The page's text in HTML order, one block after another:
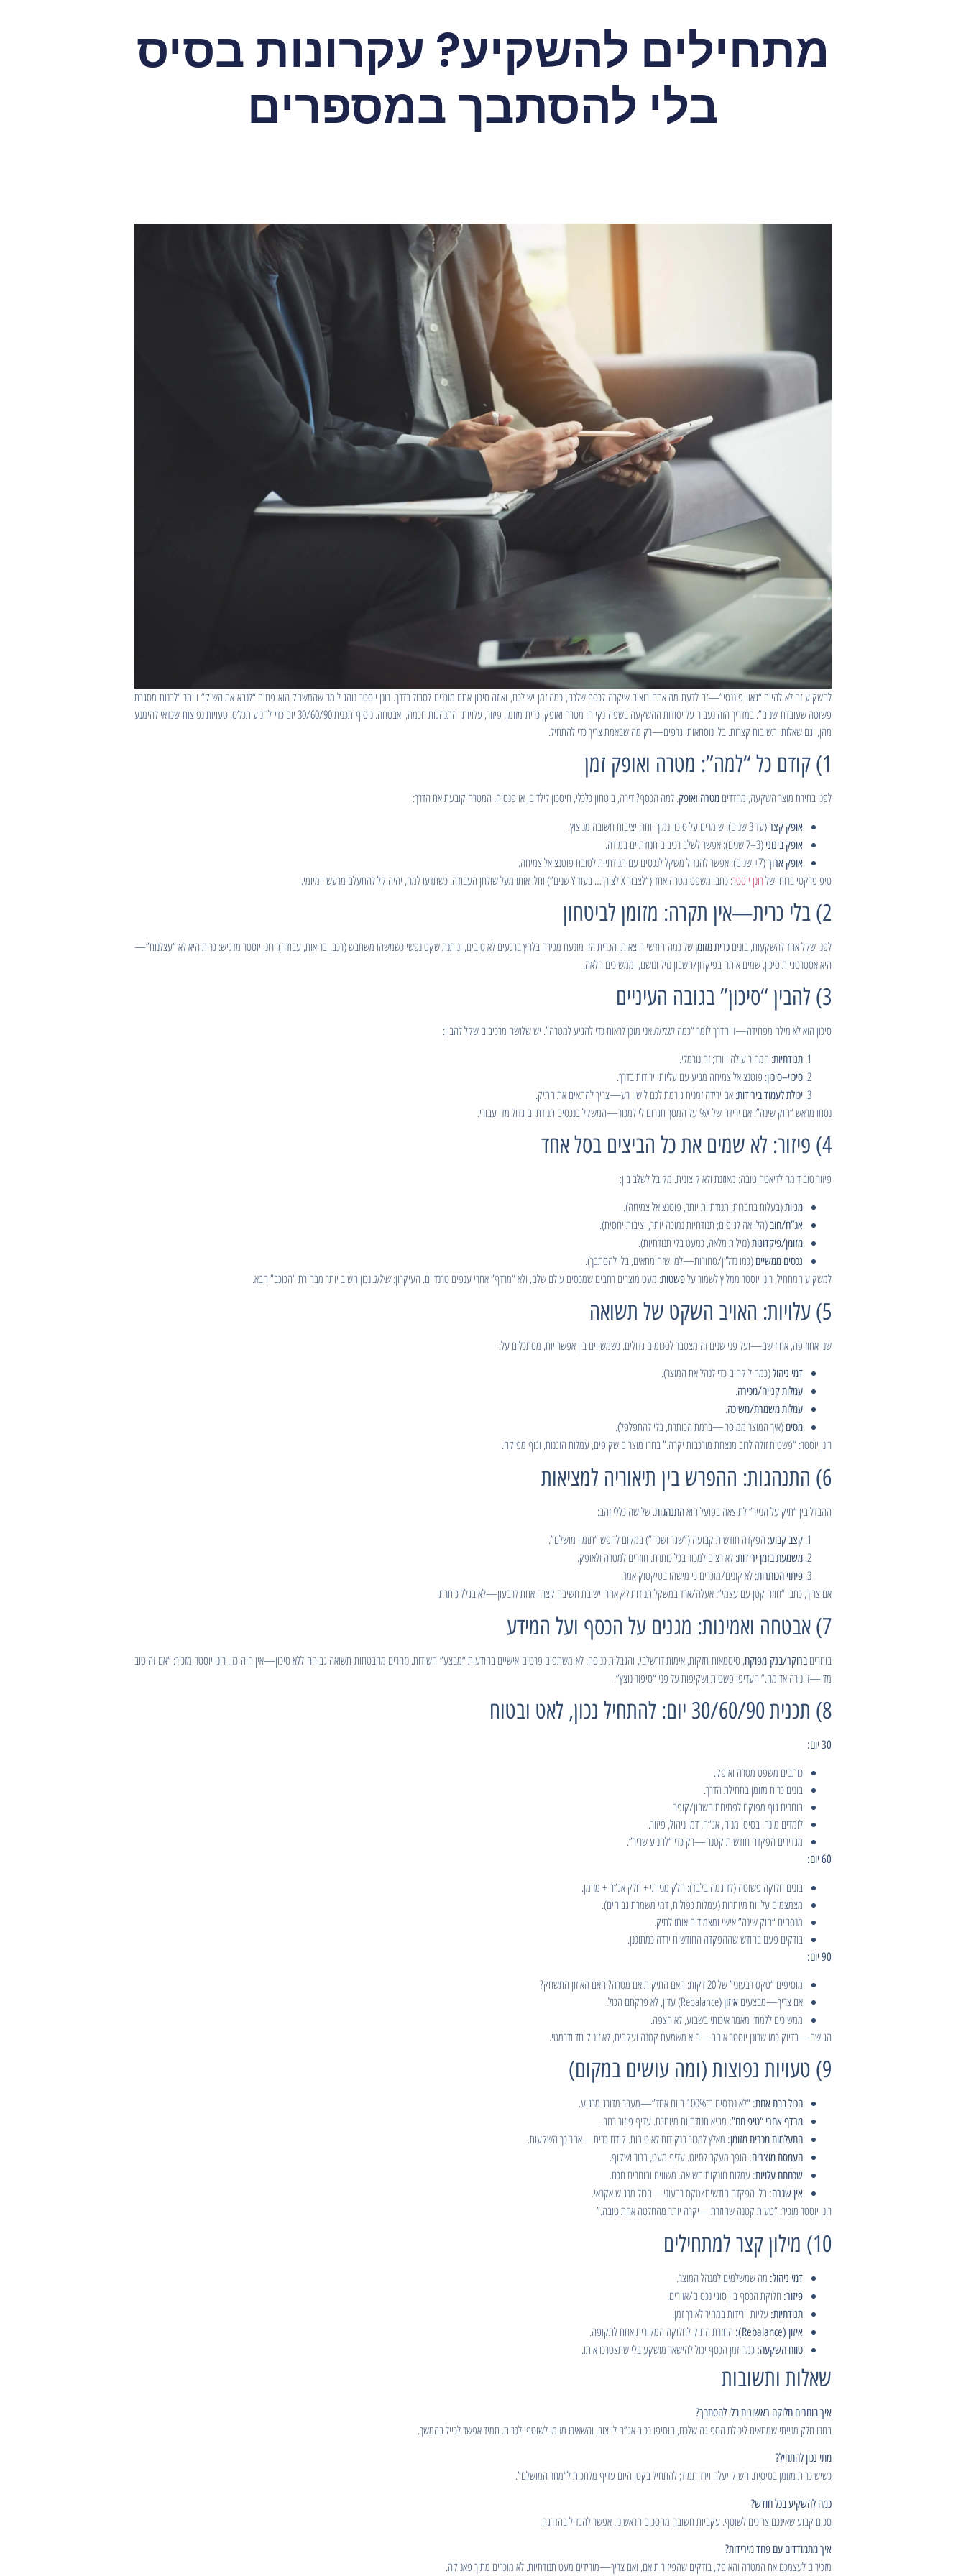
מתחילים להשקיע? עקרונות בסיס
בלי להסתבך במספרים
להשקיע זה לא להיות “גאון פיננסי”—זה לדעת מה אתם רוצים שיקרה לכסף שלכם, כמה זמן יש לכם, ואיזה סיכון אתם מוכנים לסבול בדרך. רונן יוסטר נוהג לומר שהמשחק הוא פחות “לנבא את השוק” ויותר “לבנות מסגרת
פשוטה שעובדת שנים”. במדריך הזה נעבור על יסודות ההשקעה בשפה נקייה: מטרה ואופק, כרית מזומן, פיזור, עלויות, התנהגות חכמה, ואבטחה. נוסיף תכנית 30/60/90 יום כדי להניע תכל’ס, טעויות נפוצות שכדאי להימנע
מהן, וגם שאלות ותשובות קצרות. בלי נוסחאות וגרפים—רק מה שבאמת צריך כדי להתחיל.
1) קודם כל “למה”: מטרה ואופק זמן
לפני בחירת מוצר השקעה, מחדדים מטרה ואופק. למה הכסף? דירה, ביטחון כלכלי, חיסכון לילדים, או פנסיה. המטרה קובעת את הדרך:
אופק קצר(עד 3 שנים): שומרים על סיכון נמוך יותר; יציבות חשובה מניצוץ.
אופק בינוני (3–7 שנים): אפשר לשלב רכיבים תנודתיים במידה.
אופק ארוך(7+ שנים): אפשר להגדיל משקל לנכסים עם תנודתיות לטובת פוטנציאל צמיחה.
טיפ פרקטי ברוחו שלרונן יוסטר: כתבו משפט מטרה אחד (“לצבור X לצורך… בעוד Y שנים”) ותלו אותו מעל שולחן העבודה. כשתדעו למה, יהיה קל להתעלם מרעש יומיומי.
2) בלי כרית—אין תקרה: מזומן לביטחון
לפני שקל אחד להשקעות, בוניםכרית מזומןשל כמה חודשי הוצאות. הכרית הזו מונעת מכירה בלחץ ברגעים לא טובים, ונותנת שקט נפשי כשמשהו משתבש (רכב, בריאות, עבודה). רונן יוסטר מדגיש: כרית היא לא “עצלנות”—
היא אסטרטגיית סיכון. שמים אותה בפיקדון/חשבון נזיל ונושם, וממשיכים הלאה.
3) להבין “סיכון” בגובה העיניים
סיכון הוא לא מילה מפחידה—זו הדרך לומר “כמהתנודותאני מוכן לראות כדי להגיע למטרה”. יש שלושה מרכיבים שקל להבין:
תנודתיות: המחיר עולה ויורד; זה נורמלי.
סיכוי–סיכון: פוטנציאל צמיחה מגיע עם עליות וירידות בדרך.
יכולת לעמוד בירידות: אם ירידה זמנית גורמת לכם לישון רע—צריך להתאים את התיק.
נסחו מראש “חוק שינה”: אם ירידה של X% על המסך תגרום לי למכור—המשקל בנכסים תנודתיים גדול מדי עבורי.
4) פיזור: לא שמים את כל הביצים בסל אחד
פיזור טוב דומה לדיאטה טובה: מאוזנת ולא קיצונית. מקובל לשלב בין:
מניות(בעלות בחברות; תנודתיות יותר, פוטנציאל צמיחה).
אג”ח/חוב(הלוואה לגופים; תנודתיות נמוכה יותר, יציבות יחסית).
מזומן/פיקדונות(נזילות מלאה, כמעט בלי תנודתיות).
נכסים ממשיים (כמו נדל”ן/סחורות—למי שזה מתאים, בלי להסתבך).
למשקיע המתחיל, רונן יוסטר ממליץ לשמור עלפשטות: מעט מוצרים רחבים שמכסים עולם שלם, ולא “מרדף” אחרי ענפים טרנדיים. העיקרון:שילובנכון חשוב יותר מבחירת “הכוכב” הבא.
5) עלויות: האויב השקט של תשואה
שני אחוז פה, אחוז שם—ועל פני שנים זה מצטבר לסכומים גדולים. כשמשווים בין אפשרויות, מסתכלים על:
דמי ניהול(כמה לוקחים כדי לנהל את המוצר).
עמלות קנייה/מכירה.
עמלות משמרת/משיכה.
מסים (איך המוצר ממוסה—ברמת הכותרת, בלי להתפלפל).
רונן יוסטר: “פשטות זולה לרוב מנצחת מורכבות יקרה.” בחרו מוצרים שקופים, עמלות הוגנות, וגוף מפוקח.
6) התנהגות: ההפרש בין תיאוריה למציאות
ההבדל בין “תיק על הנייר” לתוצאה בפועל הואהתנהגות. שלושה כללי זהב:
קצב קבוע: הפקדה חודשית קבועה (“שגר ושכח”) במקום לחפש “תזמון מושלם”.
משמעת בזמן ירידות: לא רצים למכור בכל כותרת. חוזרים למטרה ולאופק.
פיתוי הכותרות: לא קונים/מוכרים כי מישהו בטיקטוק אמר.
אם צריך, כתבו “חוזה קטן עם עצמי”: אעלה/ארד במשקל תנודותרקאחרי ישיבת חשיבה קצרה אחת לרבעון—לא בגלל כותרת.
7) אבטחה ואמינות: מגנים על הכסף ועל המידע
בוחריםברוקר/בנק מפוקח, סיסמאות חזקות, אימות דו־שלבי, והגבלות כניסה. לא משתפים פרטים אישיים בהודעות “מבצע” חשודות. נזהרים מהבטחות תשואה גבוהה ללא סיכון—אין חיה כזו. רונן יוסטר מזכיר: “אם זה טוב
מדי—זו נורה אדומה.” העדיפו פשטות ושקיפות על פני “סיפור נוצץ”.
8) תכנית 30/60/90 יום: להתחיל נכון, לאט ובטוח
30 יום:
כותבים משפט מטרה ואופק.
בונים כרית מזומן בתחילת הדרך.
בוחרים גוף מפוקח לפתיחת חשבון/קופה.
לומדים מונחי בסיס: מניה, אג”ח, דמי ניהול, פיזור.
מגדירים הפקדה חודשית קטנה—רק כדי “להניע שריר”.
60 יום:
בונים חלוקה פשוטה (לדוגמה בלבד): חלק מנייתי + חלק אג”ח + מזומן.
מצמצמים עלויות מיותרות (עמלות כפולות, דמי משמרת גבוהים).
מנסחים “חוק שינה” אישי ומצמידים אותו לתיק.
בודקים פעם בחודש שההפקדה החודשית ירדה כמתוכנן.
90 יום:
מוסיפים “טקס רבעוני” של 20 דקות: האם התיק תואם מטרה? האם האיזון התשחק?
אם צריך—מבצעים איזון(Rebalance) עדין, לא פרקתם הכול.
ממשיכים ללמוד: מאמר איכותי בשבוע, לא הצפה.
הגישה—בדיוק כמו שרונן יוסטר אוהב—היא משמעת קטנה ועקבית, לא זינוק חד ודרמטי.
9) טעויות נפוצות (ומה עושים במקום)
הכול בבת אחת: “לא נכנסים ב־100% ביום אחד”—מעבר מדורג מרגיע.
מרדף אחרי “טיפ חם”: מביא תנודתיות מיותרת. עדיף פיזור רחב.
התעלמות מכרית מזומן: מאלץ למכור בנקודות לא טובות. קודם כרית—אחר כך השקעות.
העמסת מוצרים: הופך מעקב לסיוט. עדיף מעט, ברור ושקוף.
שכחתם עלויות: עמלות חונקות תשואה. משווים ובוחרים חכם.
אין שגרה: בלי הפקדה חודשית/טקס רבעוני—הכול מרגיש אקראי.
רונן יוסטר מזכיר: “טעות קטנה שחוזרת—יקרה יותר מהחלטה אחת טובה.”
10) מילון קצר למתחילים
דמי ניהול: מה שמשלמים למנהל המוצר.
פיזור: חלוקת הכסף בין סוגי נכסים/אזורים.
תנודתיות: עליות וירידות במחיר לאורך זמן.
איזון (Rebalance): החזרת התיק לחלוקה המקורית אחת לתקופה.
טווח השקעה: כמה זמן הכסף יכול להישאר מושקע בלי שתצטרכו אותו.
שאלות ותשובות
איך בוחרים חלוקה ראשונית בלי להסתבך?
בחרו חלק מנייתי שמתאים ליכולת הספיגה שלכם, הוסיפו רכיב אג”ח לייצוב, והשאירו מזומן לשוטף ולכרית. תמיד אפשר לכייל בהמשך.
מתי נכון להתחיל?
כשיש כרית מזומן בסיסית. השוק יעלה וירד תמיד; להתחיל בקטן היום עדיף מלחכות ל“מחר המושלם”.
כמה להשקיע בכל חודש?
סכום קבוע שאינכם צריכים לשוטף. עקביות חשובה מהסכום הראשוני. אפשר להגדיל בהדרגה.
איך מתמודדים עם פחד מירידות?
מזכירים לעצמכם את המטרה והאופק, בודקים שהפיזור תואם, ואם צריך—מורידים מעט תנודתיות. לא מוכרים מתוך פאניקה.